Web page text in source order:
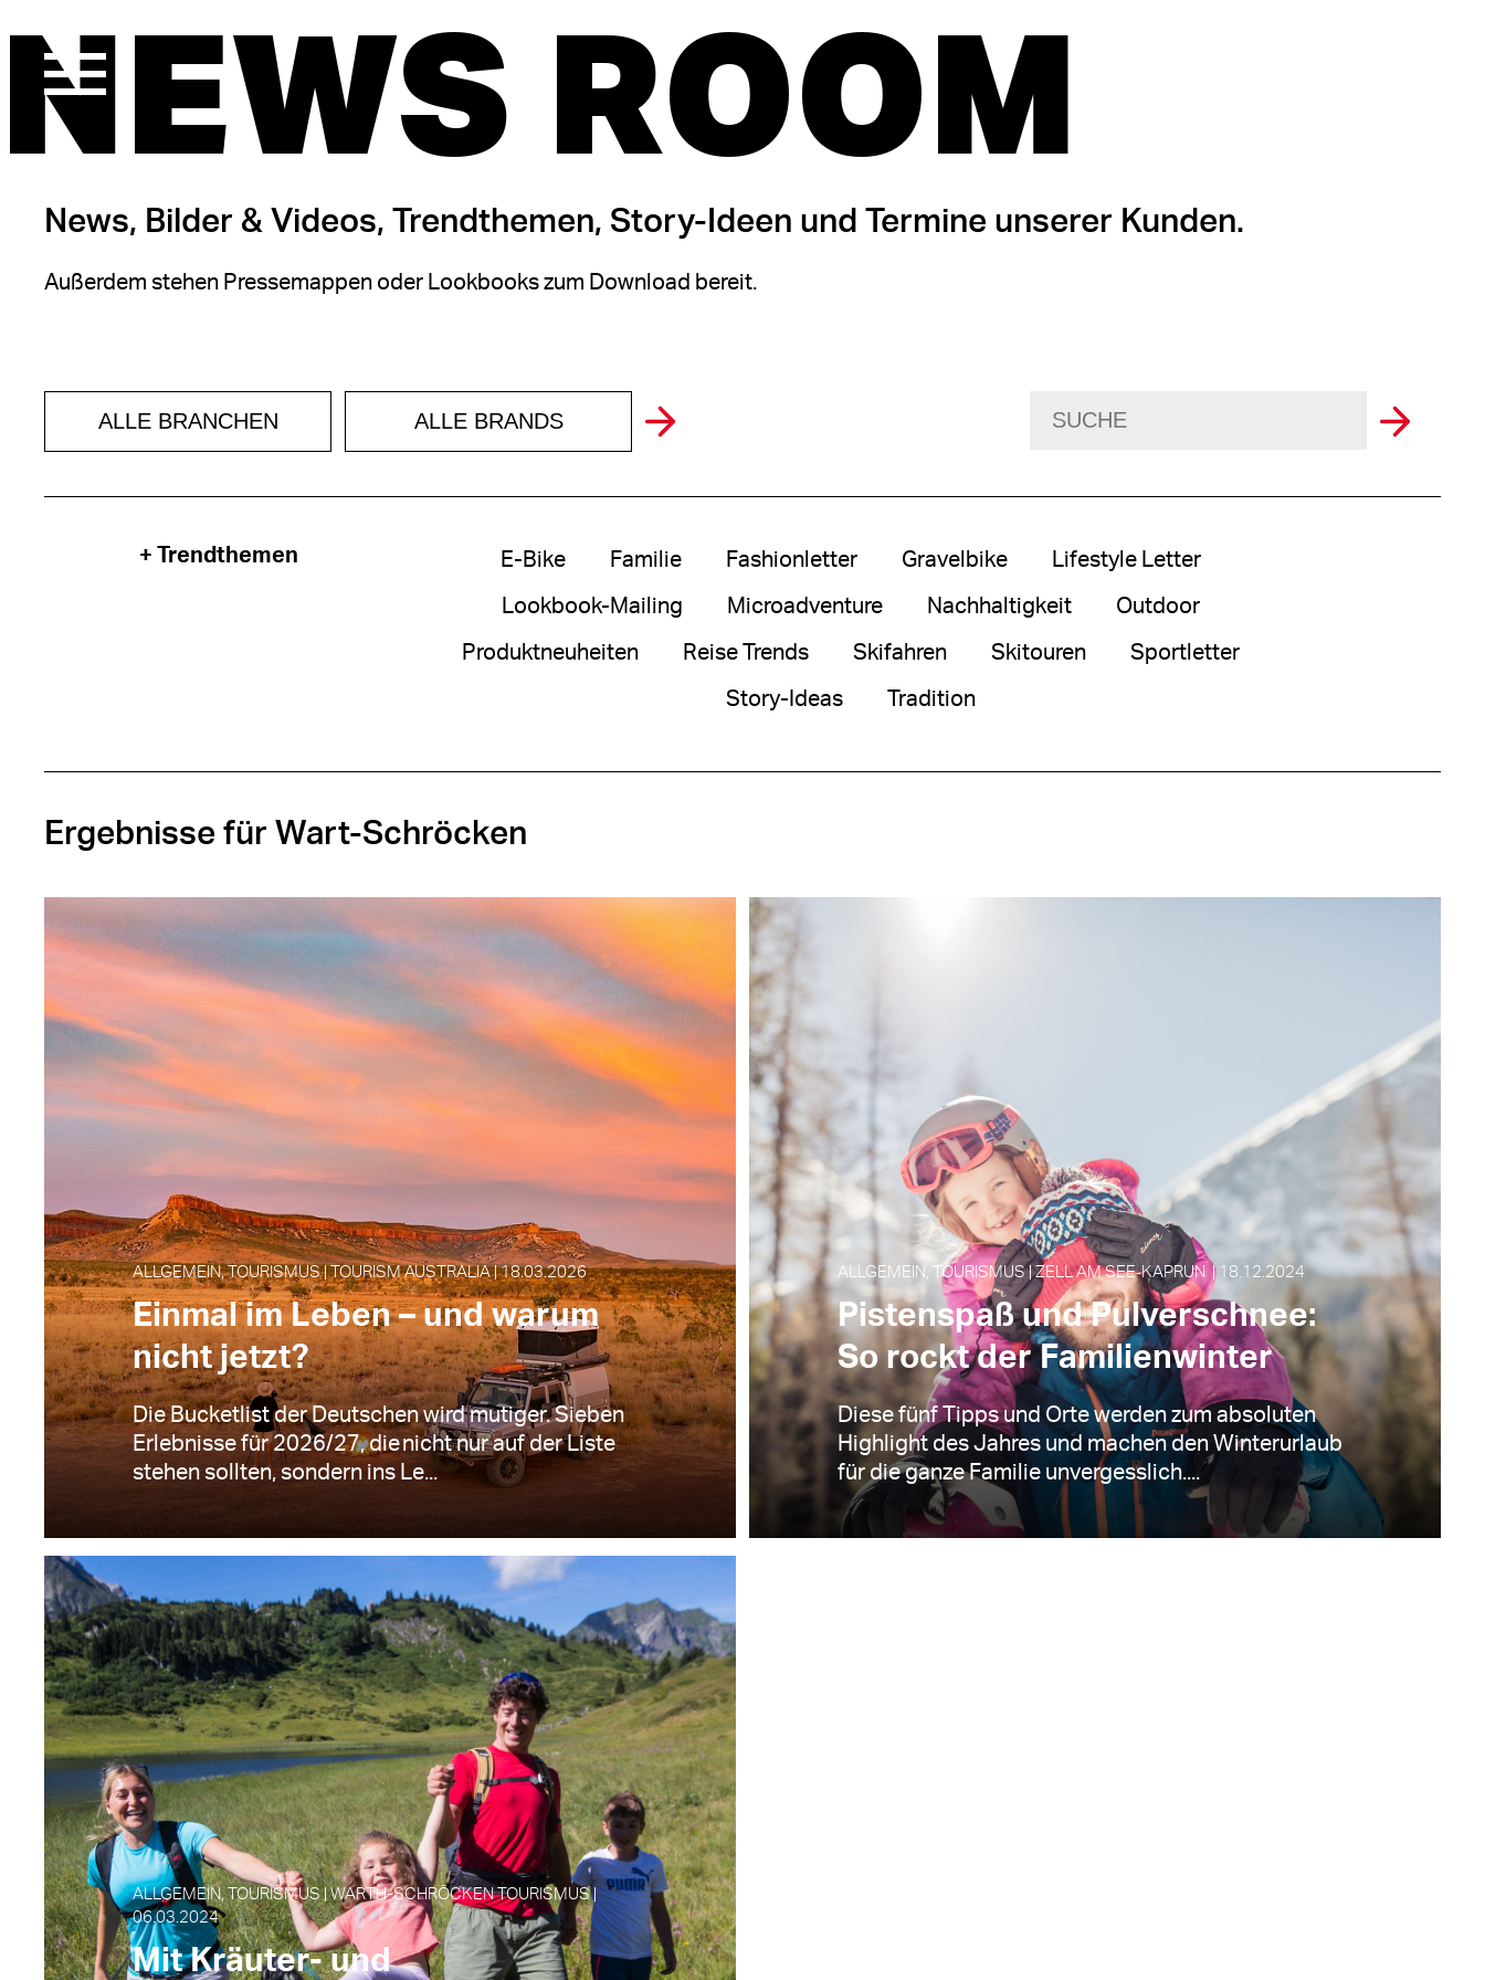
NEWS ROOM
News, Bilder & Videos, Trendthemen, Story-Ideen und Termine unserer Kunden.
Außerdem stehen Pressemappen oder Lookbooks zum Download bereit.
ALLE BRANCHEN ALLE BRANDS
+ Trendthemen E-Bike Familie Fashionletter Gravelbike Lifestyle Letter
Lookbook-Mailing Microadventure Nachhaltigkeit Outdoor
Produktneuheiten Reise Trends Skifahren Skitouren Sportletter
Story-Ideas Tradition
Ergebnisse für Wart-Schröcken
ALLGEMEIN, TOURISMUS | TOURISM AUSTRALIA | 18.03.2026
Einmal im Leben – und warum
nicht jetzt?
Die Bucketlist der Deutschen wird mutiger. Sieben
Erlebnisse für 2026/27, die nicht nur auf der Liste
stehen sollten, sondern ins Le...
ALLGEMEIN, TOURISMUS | ZELL AM SEE‑KAPRUN | 18.12.2024
Pistenspaß und Pulverschnee:
So rockt der Familienwinter
Diese fünf Tipps und Orte werden zum absoluten
Highlight des Jahres und machen den Winterurlaub
für die ganze Familie unvergesslich....
ALLGEMEIN, TOURISMUS | WARTH-SCHRÖCKEN TOURISMUS |
06.03.2024
Mit Kräuter- und